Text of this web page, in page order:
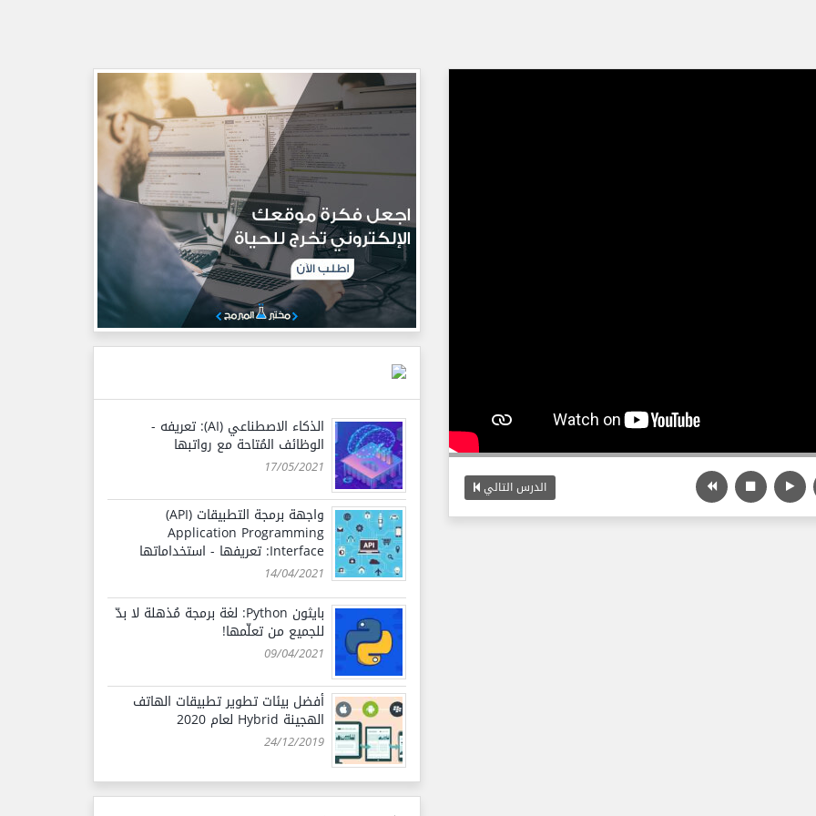
الدرس التالي
الذكاء الاصطناعي (AI): تعريفه -
الوظائف المُتاحة مع رواتبها
17/05/2021
واجهة برمجة التطبيقات (API)
Application Programming
Interface: تعريفها - استخداماتها
14/04/2021
بايثون Python: لغة برمجة مُذهلة لا بدّ
للجميع من تعلّمها!
09/04/2021
أفضل بيئات تطوير تطبيقات الهاتف
الهجينة Hybrid لعام 2020
24/12/2019